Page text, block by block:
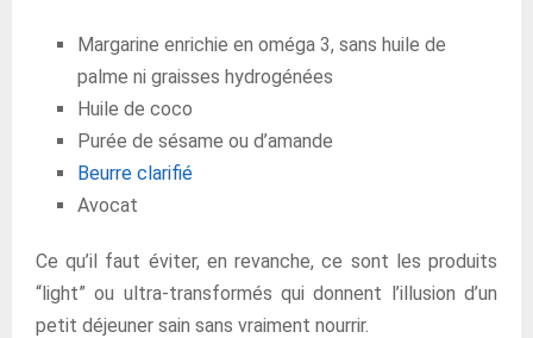
Margarine enrichie en oméga 3, sans huile de
palme ni graisses hydrogénées
Huile de coco
Purée de sésame ou d’amande
Beurre clarifié
Avocat
Ce qu’il faut éviter, en revanche, ce sont les produits
“light” ou ultra-transformés qui donnent l’illusion d’un
petit déjeuner sain sans vraiment nourrir.